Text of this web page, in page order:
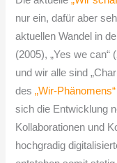
nur ein, dafür aber
aktuellen Wandel in
(2005), „Yes we can“
und wir alle sind
des„Wir-Phänomens“
sich die Entwicklung
Kollaborationen und
hochgradig